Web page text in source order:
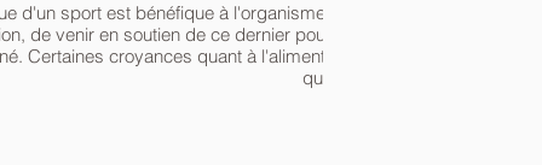
d'un sport est bénéfique à l'organisme, cela n'est plus à
de venir en soutien de ce dernier pour l'aider à donner le
Certaines croyances quant à l'alimentation du sportif méritent
question...